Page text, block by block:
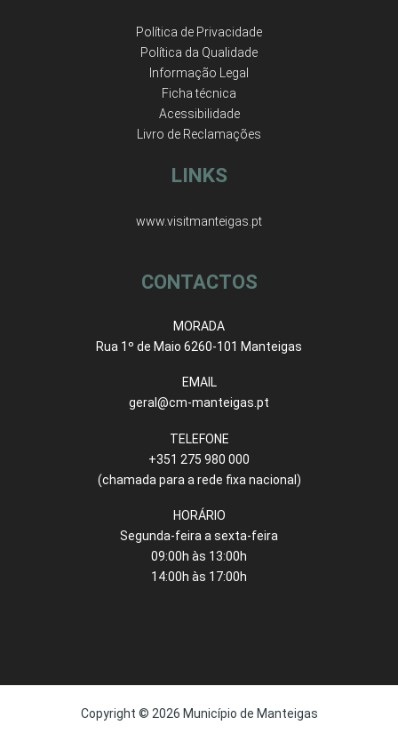
Política de Privacidade
Política da Qualidade
Informação Legal
Ficha técnica
Acessibilidade
Livro de Reclamações
LINKS
www.visitmanteigas.pt
CONTACTOS
MORADA
Rua 1º de Maio 6260-101 Manteigas
EMAIL
geral@cm-manteigas.pt
TELEFONE
+351 275 980 000
(chamada para a rede fixa nacional)
HORÁRIO
Segunda-feira a sexta-feira
09:00h às 13:00h
14:00h às 17:00h
Copyright © 2026 Município de Manteigas